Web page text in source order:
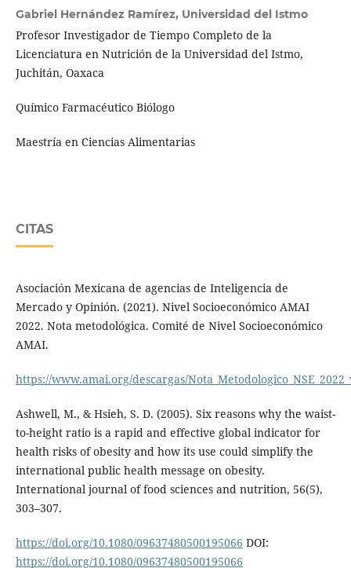
Gabriel Hernández Ramírez, Universidad del Istmo
Profesor Investigador de Tiempo Completo de la
Licenciatura en Nutrición de la Universidad del Istmo,
Juchitán, Oaxaca
Químico Farmacéutico Biólogo
Maestría en Ciencias Alimentarias
CITAS
Asociación Mexicana de agencias de Inteligencia de
Mercado y Opinión. (2021). Nivel Socioeconómico AMAI
2022. Nota metodológica. Comité de Nivel Socioeconómico
AMAI.
https://www.amai.org/descargas/
Ashwell, M., & Hsieh, S. D. (2005). Six reasons why the waist-
to-height ratio is a rapid and effective global indicator for
health risks of obesity and how its use could simplify the
international public health message on obesity.
International journal of food sciences and nutrition, 56(5),
303–307.
https://doi.org/10.1080/09637480500195066 DOI:
https://doi.org/10.1080/09637480500195066